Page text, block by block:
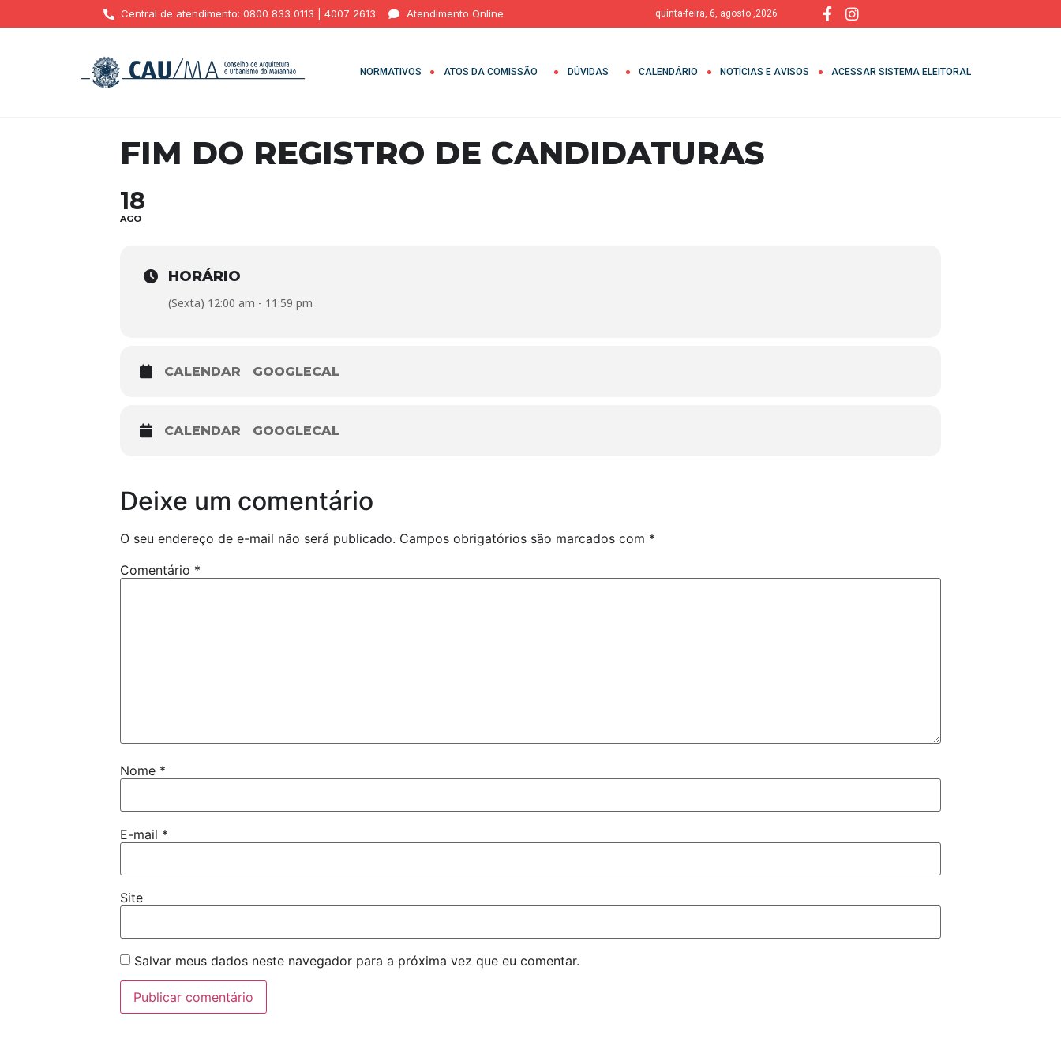
Central de atendimento: 0800 833 0113 | 4007 2613 Atendimento Online quinta-feira, 6, agosto ,2026
NORMATIVOS ATOS DA COMISSÃO DÚVIDAS CALENDÁRIO NOTÍCIAS E AVISOS ACESSAR SISTEMA ELEITORAL
FIM DO REGISTRO DE CANDIDATURAS
18
AGO
HORÁRIO
(Sexta) 12:00 am - 11:59 pm
CALENDAR GOOGLECAL
CALENDAR GOOGLECAL
Deixe um comentário
O seu endereço de e-mail não será publicado. Campos obrigatórios são marcados com *
Comentário *
Nome *
E-mail *
Site
Salvar meus dados neste navegador para a próxima vez que eu comentar.